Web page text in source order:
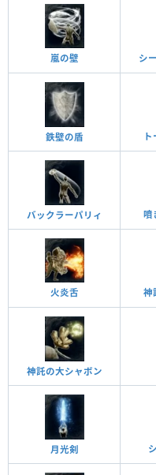
嵐の壁 シ
鉄壁の盾
バックラーパリィ 噴
火炎舌 神
神託の大シャボン
月光剣